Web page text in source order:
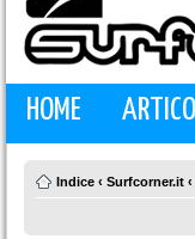
HOME
Indice ‹ Surfcorner.it ‹